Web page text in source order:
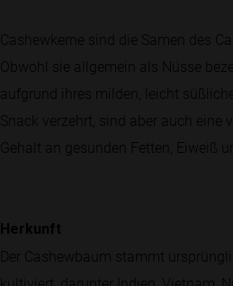
Cashewkerne sind die Samen des
Obwohl sie allgemein als Nüsse
aufgrund ihres milden, leicht
Snack verzehrt, sind aber auch
Gehalt an gesunden Fetten, Eiweiß
Herkunft
Der Cashewbaum stammt